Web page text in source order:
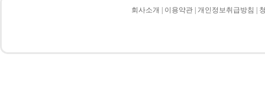
회사소개 이용약관 개인정보취급방침